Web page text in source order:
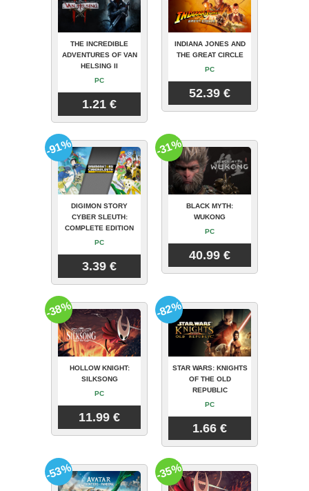
THE INCREDIBLE
ADVENTURES OF VAN
HELSING II
PC
1.21 €
INDIANA JONES AND
THE GREAT CIRCLE
PC
52.39 €
DIGIMON STORY
CYBER SLEUTH:
COMPLETE EDITION
PC
3.39 €
-91%
BLACK MYTH:
WUKONG
PC
40.99 €
-31%
HOLLOW KNIGHT:
SILKSONG
PC
11.99 €
-38%
STAR WARS: KNIGHTS
OF THE OLD
REPUBLIC
PC
1.66 €
-82%
-53% -35%